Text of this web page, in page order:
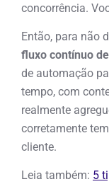
concorrência.
Então, para não
fluxo contínuo
de automação
tempo, com
realmente
corretamente
cliente.
Leia também: 5